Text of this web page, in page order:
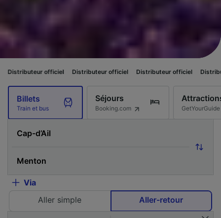
Distributeur officiel Distributeur officiel Distributeur officiel
Billets
Train et bus
Séjours
Booking.com GetYourGuide
Via
Aller simple
Aller-retour